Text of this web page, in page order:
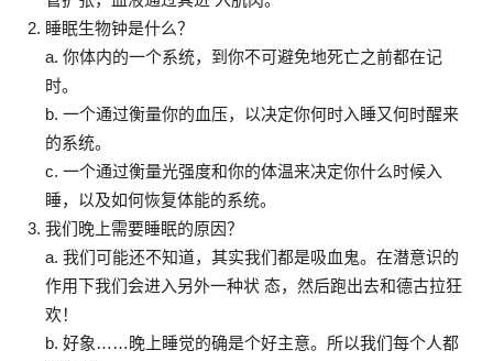
睡眠生物钟是什么？
a. 你体内的一个系统，到你不可避免地死亡之前都在记
时。
b. 一个通过衡量你的血压，以决定你何时入睡又何时醒来
的系统。
c. 一个通过衡量光强度和你的体温来决定你什么时候入
睡，以及如何恢复体能的系统。
我们晚上需要睡眠的原因？
a. 我们可能还不知道，其实我们都是吸血鬼。在潜意识的
作用下我们会进入另外一种状 态，然后跑出去和德古拉狂
欢！
b. 好象……晚上睡觉的确是个好主意。所以我们每个人都